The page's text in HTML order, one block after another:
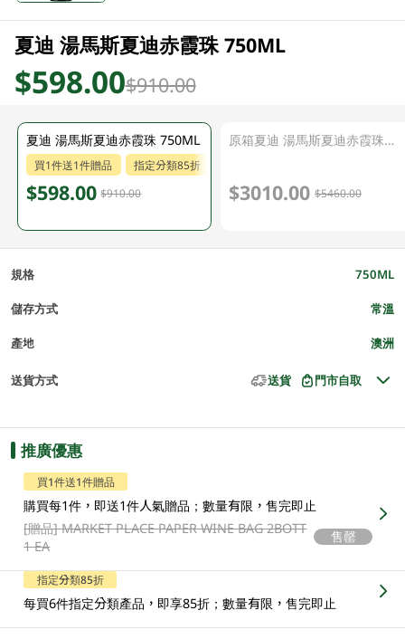
夏迪 湯馬斯夏迪赤霞珠 750ML
$598.00$910.00
夏迪 湯馬斯夏迪赤霞珠 750ML
買1件送1件贈品 指定分類85折
$598.00 $910.00
原箱夏迪 湯馬斯夏迪赤霞珠紅酒 6 X 750ML
$3010.00 $5460.00
規格 750ML
儲存方式 常溫
產地 澳洲
送貨方式 送貨 門市自取
推廣優惠
買1件送1件贈品
購買每1件，即送1件人氣贈品；數量有限，售完即止
[贈品]MARKET PLACE PAPER WINE BAG 2BOTT
1 EA
售罄
指定分類85折
每買6件指定分類產品，即享85折；數量有限，售完即止